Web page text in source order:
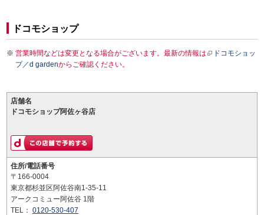
ドコモショップ
営業時間などは変更となる場合がございます。最新の情報は
ドコモショッ
プ／d gardenからご確認ください。
店舗名
ドコモショップ阿佐ヶ谷店
住所/電話番号
〒166-0004
東京都杉並区阿佐谷南1-35-11
アークコミュー阿佐谷 1階
TEL： 0120-530-407